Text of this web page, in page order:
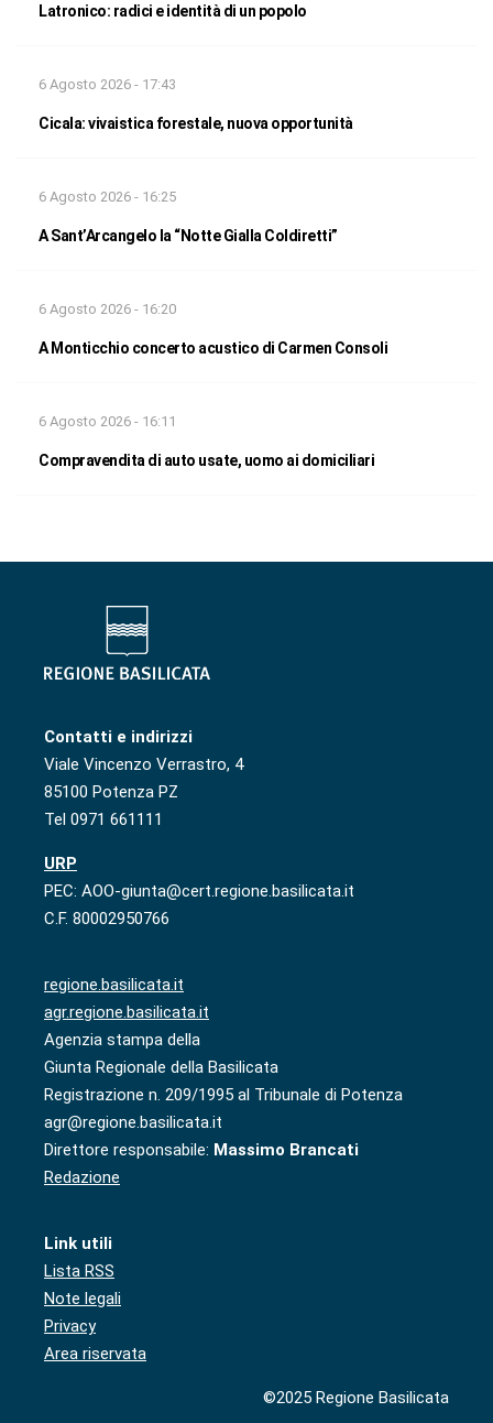
Latronico: radici e identità di un popolo
6 Agosto 2026 - 17:43
Cicala: vivaistica forestale, nuova opportunità
6 Agosto 2026 - 16:25
A Sant’Arcangelo la “Notte Gialla Coldiretti”
6 Agosto 2026 - 16:20
A Monticchio concerto acustico di Carmen Consoli
6 Agosto 2026 - 16:11
Compravendita di auto usate, uomo ai domiciliari
Contatti e indirizzi
Viale Vincenzo Verrastro, 4
85100 Potenza PZ
Tel 0971 661111
URP
PEC: AOO-giunta@cert.regione.basilicata.it
C.F. 80002950766
regione.basilicata.it
agr.regione.basilicata.it
Agenzia stampa della
Giunta Regionale della Basilicata
Registrazione n. 209/1995 al Tribunale di Potenza
agr@regione.basilicata.it
Direttore responsabile: Massimo Brancati
Redazione
Link utili
Lista RSS
Note legali
Privacy
Area riservata
©2025 Regione Basilicata